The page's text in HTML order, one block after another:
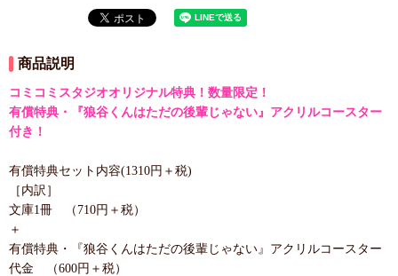
商品説明
コミコミスタジオオリジナル特典！数量限定！
有償特典・『狼谷くんはただの後輩じゃない』アクリルコースター
付き！
有償特典セット内容(1310円＋税)
［内訳］
文庫1冊 （710円＋税）
＋
有償特典・『狼谷くんはただの後輩じゃない』アクリルコースター
代金 （600円＋税）